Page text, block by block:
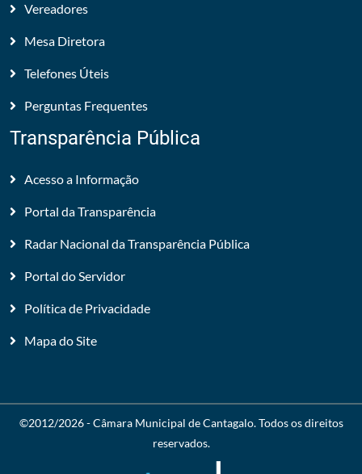
Vereadores
Mesa Diretora
Telefones Úteis
Perguntas Frequentes
Transparência Pública
Acesso a Informação
Portal da Transparência
Radar Nacional da Transparência Pública
Portal do Servidor
Política de Privacidade
Mapa do Site
©2012/2026 -Câmara Municipal de Cantagalo. Todos os direitos
reservados.